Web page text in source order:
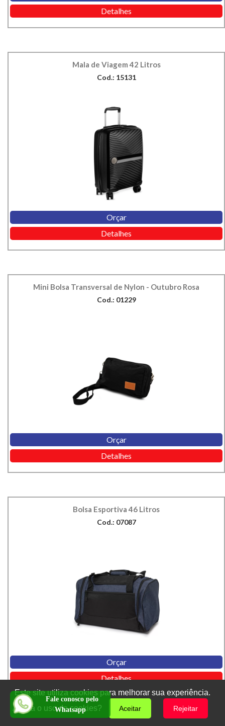
Detalhes
Mala de Viagem 42 Litros
Cod.: 15131
Orçar
Detalhes
Mini Bolsa Transversal de Nylon - Outubro Rosa
Cod.: 01229
Orçar
Detalhes
Bolsa Esportiva 46 Litros
Cod.: 07087
Orçar
Detalhes
Fale conosco pelo
Whatsapp
Este site utiliza cookies para melhorar sua experiência.
Aceita o uso de cookies?
Aceitar Rejeitar